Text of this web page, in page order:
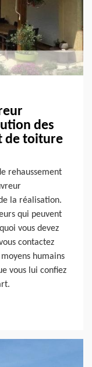
des
de toiture
rehaussement
la réalisation.
qui peuvent
vous devez
contactez
humains
vous lui confiez